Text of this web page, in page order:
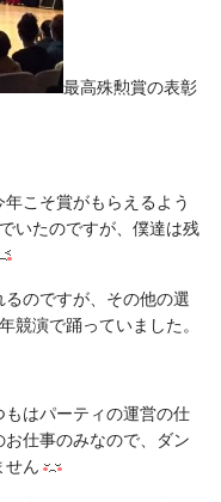
最高殊勲賞の表彰
こそ賞がもらえるよう
いたのですが、僕達は残
のですが、その他の選
競演で踊っていました。
はパーティの運営の仕
仕事のみなので、ダン
せん